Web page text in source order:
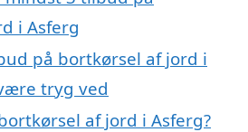
i Asferg
på bortkørsel af jord i
tryg ved
af jord i Asferg?